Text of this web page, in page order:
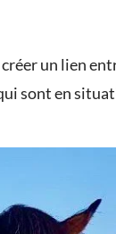
un lien
sont en